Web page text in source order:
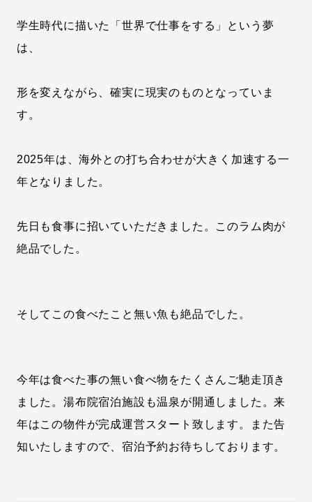
学生時代に描いた「世界で仕事をする」という夢
は、
形を変えながら、確実に現実のものとなっていま
す。
2025年は、海外との打ち合わせが大きく加速する一
年となりました。
先日も食事に招いていただきました。このラム肉が
絶品でした。
そしてこの食べたこと無い魚も絶品でした。
今年は食べた事の無い食べ物をたくさんご馳走頂き
ました。湯布院宿泊施設も温泉が開通しました。来
年はこの物件が完成運営スタート致します。また告
知いたしますので、宿泊予約お待ちしております。